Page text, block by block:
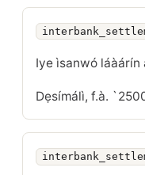
Iye ìsanwó
Dẹsímálì, f.à.